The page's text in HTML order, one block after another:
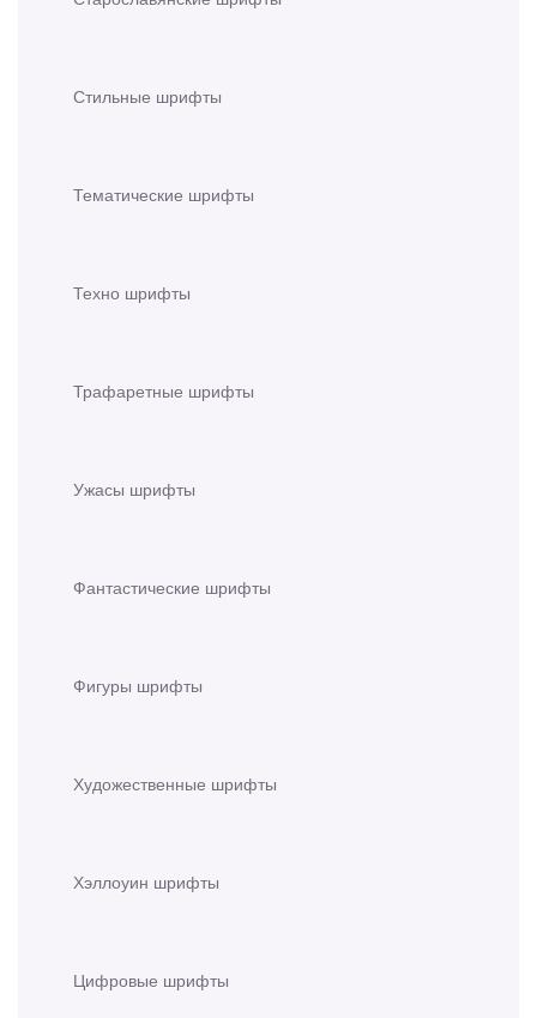
Стильные шрифты
Тематические шрифты
Техно шрифты
Трафаретные шрифты
Ужасы шрифты
Фантастические шрифты
Фигуры шрифты
Художественные шрифты
Хэллоуин шрифты
Цифровые шрифты